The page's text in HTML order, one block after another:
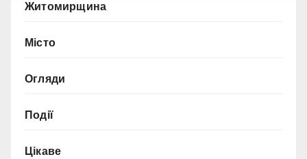
Житомирщина
Місто
Огляди
Події
Цікаве